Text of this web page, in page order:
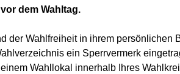
dem Wahltag.
der Wahlfreiheit in ihrem persönlichen
ein Sperrvermerk
Wahllokal innerhalb Ihres